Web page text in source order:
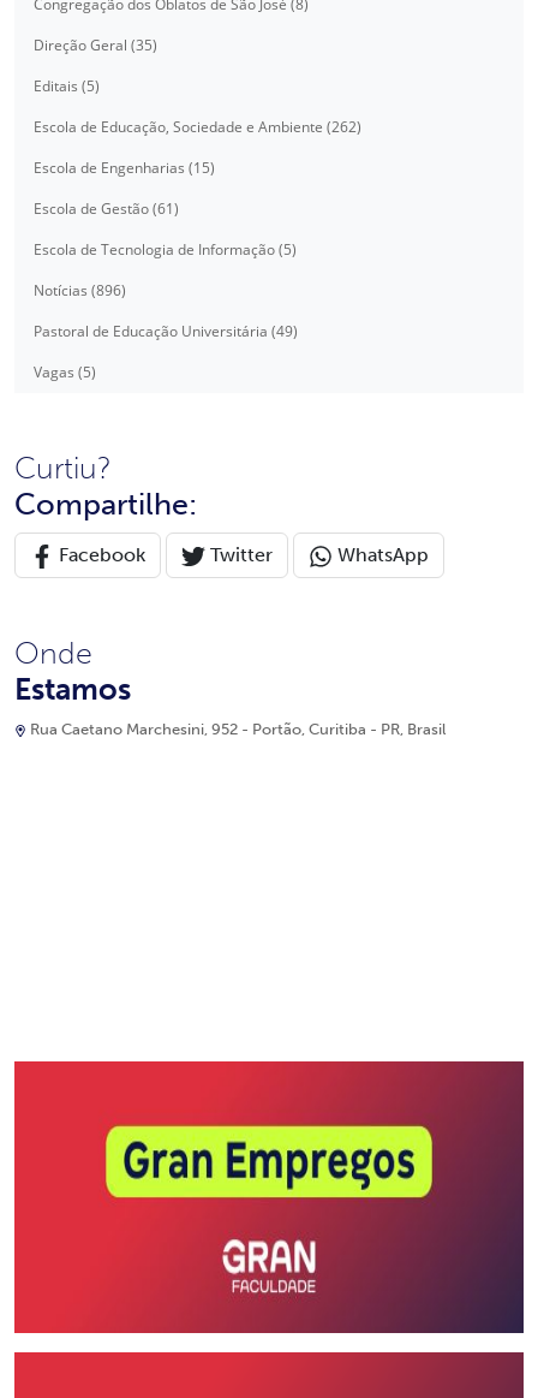
Congregação dos Oblatos de São José (8)
Direção Geral (35)
Editais (5)
Escola de Educação, Sociedade e Ambiente (262)
Escola de Engenharias (15)
Escola de Gestão (61)
Escola de Tecnologia de Informação (5)
Notícias (896)
Pastoral de Educação Universitária (49)
Vagas (5)
Curtiu?
Compartilhe:
Facebook Twitter WhatsApp
Onde
Estamos
Rua Caetano Marchesini, 952 - Portão, Curitiba - PR, Brasil